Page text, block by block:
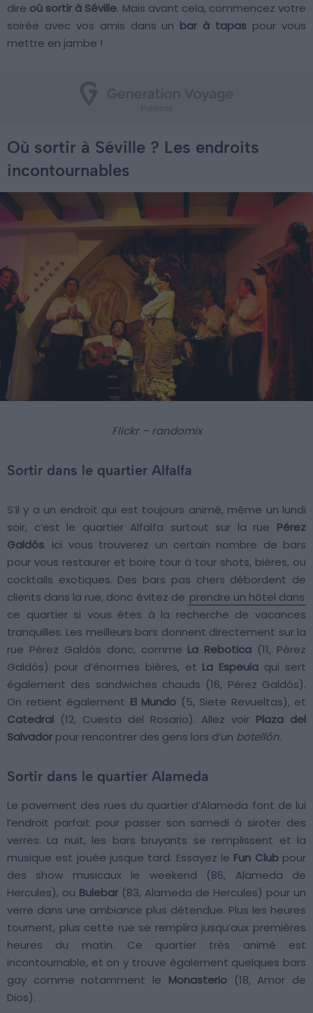
dire où sortir à Séville. Mais avant cela, commencez votre
soirée avec vos amis dans un bar à tapas pour vous
mettre en jambe !
Où sortir à Séville ? Les endroits
incontournables
Flickr – randomix
Sortir dans le quartier Alfalfa
S’il y a un endroit qui est toujours animé, même un lundi
soir, c’est le quartier Alfalfa surtout sur ​​la rue Pérez
Galdós. Ici vous trouverez un certain nombre de bars
pour vous restaurer et boire tour à tour shots, bières, ou
cocktails exotiques. Des bars pas chers débordent de
clients dans la rue, donc évitez de prendre un hôtel dans
ce quartier si vous êtes à la recherche de vacances
tranquilles. Les meilleurs bars donnent directement sur la
rue Pérez Galdós donc, comme La Rebotica (11, Pérez
Galdós) pour d’énormes bières, et La Espeula qui sert
également des sandwiches chauds (16, Pérez Galdós).
On retient également El Mundo (5, Siete Revueltas), et
Catedral (12, Cuesta del Rosario). Allez voir Plaza del
Salvador pour rencontrer des gens lors d’un botellón.
Sortir dans le quartier Alameda
Le pavement des rues du quartier d’Alameda font de lui
l’endroit parfait pour passer son samedi à siroter des
verres. La nuit, les bars bruyants se remplissent et la
musique est jouée jusque tard. Essayez le Fun Clubpour
des show musicaux le weekend (86, Alameda de
Hercules), ou Bulebar (83, Alameda de Hercules) pour un
verre dans une ambiance plus détendue. Plus les heures
tournent, plus cette rue se remplira jusqu’aux premières
heures du matin. Ce quartier très animé est
incontournable, et on y trouve également quelques bars
gay comme notamment le Monasterio(18, Amor de
Dios).